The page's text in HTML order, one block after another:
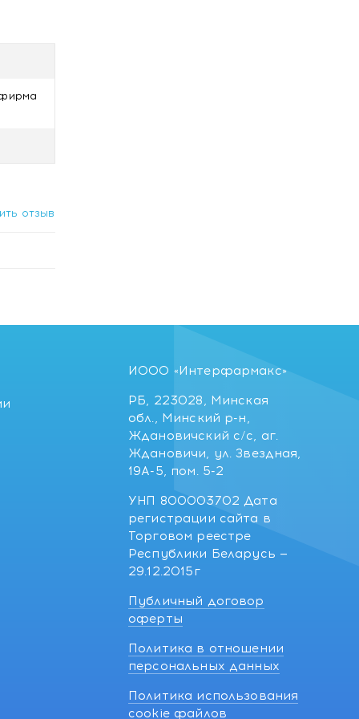
отзыв
ИООО «Интерфармакс»
РБ, 223028, Минская
обл., Минский р-н,
Ждановичский с/с, аг.
Ждановичи, ул. Звездная,
19А-5, пом. 5-2
УНП 800003702 Дата
регистрации сайта в
Торговом реестре
Республики Беларусь —
29.12.2015г
Публичный договор
оферты
Политика в отношении
персональных данных
Политика использования
cookie файлов